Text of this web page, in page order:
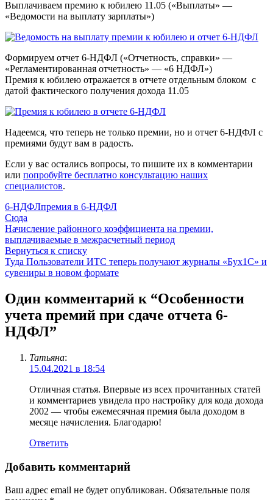
Выплачиваем премию к юбилею 11.05 («Выплаты» —
«Ведомости на выплату зарплаты»)
Формируем отчет 6-НДФЛ («Отчетность, справки» —
«Регламентированная отчетность» — «6 НДФЛ»)
Премия к юбилею отражается в отчете отдельным блоком с
датой фактического получения дохода 11.05
Надеемся, что теперь не только премии, но и отчет 6-НДФЛ с
премиями будут вам в радость.
Если у вас остались вопросы, то пишите их в комментарии
или попробуйте бесплатно консультацию наших
специалистов.
6-НДФЛпремия в 6-НДФЛ
Сюда
Начисление районного коэффициента на премии,
выплачиваемые в межрасчетный период
Вернуться к списку
Туда Пользователи ИТС теперь получают журналы «Бух1С» и
сувениры в новом формате
Один комментарий к “Особенности
учета премий при сдаче отчета 6-
НДФЛ”
Татьяна:
15.04.2021 в 18:54
Отличная статья. Впервые из всех прочитанных статей
и комментариев увидела про настройку для кода дохода
2002 — чтобы ежемесячная премия была доходом в
месяце начисления. Благодарю!
Ответить
Добавить комментарий
Ваш адрес email не будет опубликован. Обязательные поля